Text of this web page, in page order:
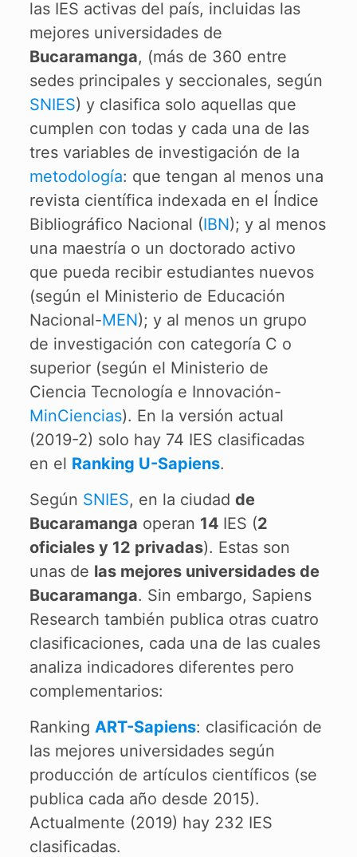
las IES activas del país, incluidas las
mejores universidades de
Bucaramanga, (más de 360 entre
sedes principales y seccionales, según
SNIES) y clasifica solo aquellas que
cumplen con todas y cada una de las
tres variables de investigación de la
metodología: que tengan al menos una
revista científica indexada en el Índice
Bibliográfico Nacional (IBN); y al menos
una maestría o un doctorado activo
que pueda recibir estudiantes nuevos
(según el Ministerio de Educación
Nacional-MEN); y al menos un grupo
de investigación con categoría C o
superior (según el Ministerio de
Ciencia Tecnología e Innovación-
MinCiencias). En la versión actual
(2019-2) solo hay 74 IES clasificadas
en el Ranking U-Sapiens.
Según SNIES, en la ciudad de
Bucaramanga operan 14 IES (2
oficiales y 12 privadas). Estas son
unas de las mejores universidades de
Bucaramanga. Sin embargo, Sapiens
Research también publica otras cuatro
clasificaciones, cada una de las cuales
analiza indicadores diferentes pero
complementarios:
Ranking ART-Sapiens: clasificación de
las mejores universidades según
producción de artículos científicos (se
publica cada año desde 2015).
Actualmente (2019) hay 232 IES
clasificadas.